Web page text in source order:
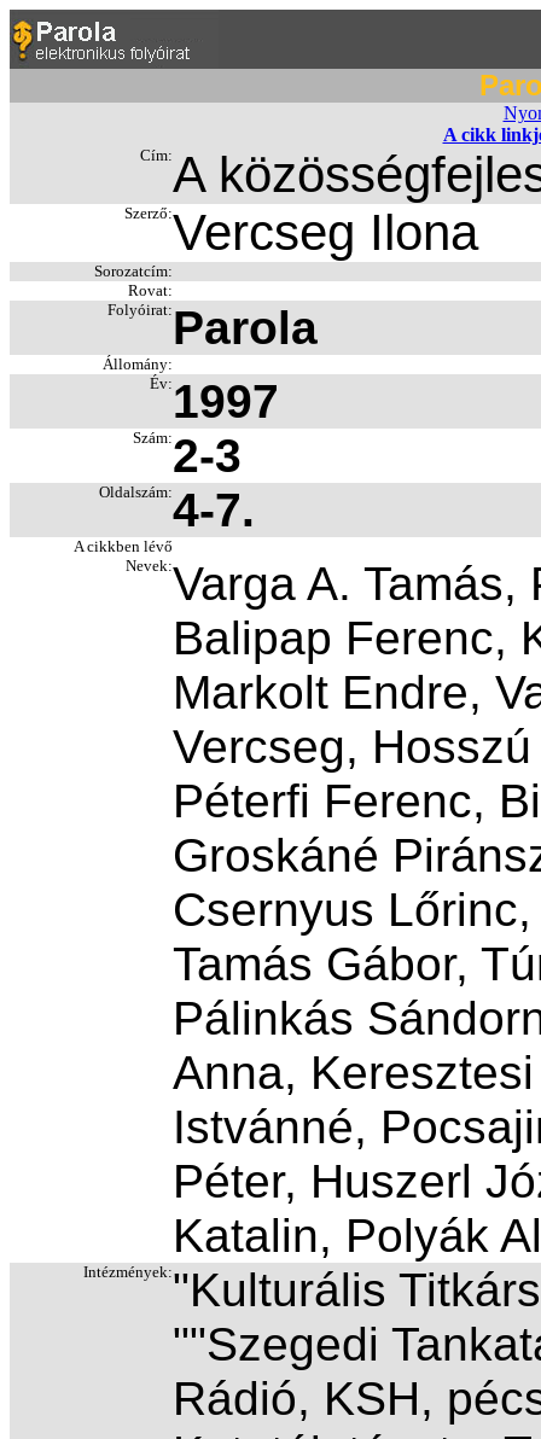
A cikk
Cím:A
Szerző:Vercseg Ilona
Sorozatcím:
Rovat:
Folyóirat: Parola
Állomány:
Év: 1997
Szám:2-3
Oldalszám:4-7.
A cikkben lévő
Nevek:Varga A. Tamás,
Balipap Ferenc,
Markolt Endre,
Vercseg,
Péterfi Ferenc,
Groskáné
Csernyus
Tamás Gábor,
Pálinkás
Anna,
Istvánné,
Péter, Huszerl
Katalin, Polyák
Intézmények:"Kulturális
""Szegedi
Rádió, KSH,